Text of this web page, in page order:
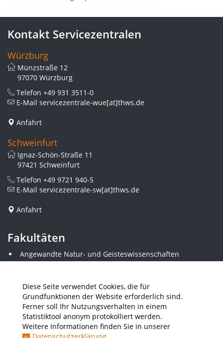
Diese Seite verwendet Cookies, die für
Grundfunktionen der Website erforderlich sind.
Ferner soll Ihr Nutzungsverhalten in einem
Statistiktool anonym protokolliert werden.
Weitere Informationen finden Sie in unserer
Kontakt Servicezentralen
Würzburg
Münzstraße 12
97070 Würzburg
Telefon +49 931 3511-0
E-Mail servicezentrale-wue[at]thws.de
Anfahrt
Schweinfurt
Ignaz-Schön-Straße 11
97421 Schweinfurt
Telefon +49 9721 940-5
E-Mail servicezentrale-sw[at]thws.de
Anfahrt
Fakultäten
Angewandte Natur- und Geisteswissenschaften
Angewandte Sozialwissenschaften
Elektrotechnik
Gestaltung
Informatik und Wirtschaftsinformatik
Kunststofftechnik und Vermessung
Maschinenbau
THWS Business School